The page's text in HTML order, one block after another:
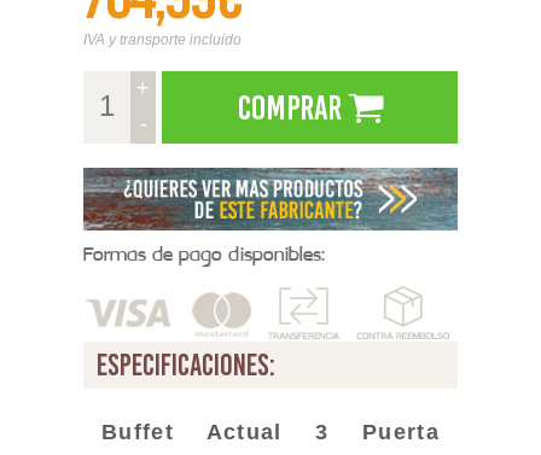
IVA y transporte incluido
+
-
Comprar
Formas de pago disponibles:
especificaciones:
Buffet Actual 3 Puerta